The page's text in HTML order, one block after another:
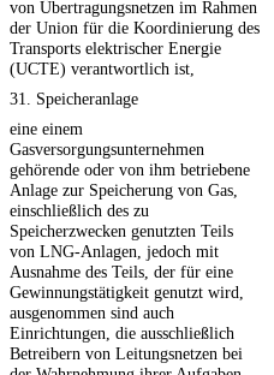
von Übertragungsnetzen im Rahmen
der Union für die Koordinierung des
Transports elektrischer Energie
(UCTE) verantwortlich ist,
31. Speicheranlage
eine einem
Gasversorgungsunternehmen
gehörende oder von ihm betriebene
Anlage zur Speicherung von Gas,
einschließlich des zu
Speicherzwecken genutzten Teils
von LNG-Anlagen, jedoch mit
Ausnahme des Teils, der für eine
Gewinnungstätigkeit genutzt wird,
ausgenommen sind auch
Einrichtungen, die ausschließlich
Betreibern von Leitungsnetzen bei